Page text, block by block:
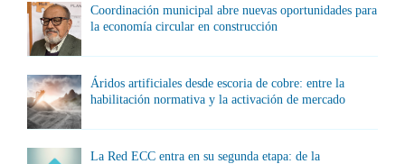
Coordinación municipal abre nuevas oportunidades para
la economía circular en construcción
Áridos artificiales desde escoria de cobre: entre la
habilitación normativa y la activación de mercado
La Red ECC entra en su segunda etapa: de la